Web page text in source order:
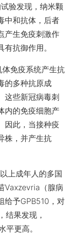
验发现，纳米颗
中和抗体，后者
产生免疫刺激作
抗御作用。
免疫系统产生抗
的多种抗原成
这些新冠病毒刺
内的免疫细胞产
因此，当接种疫
株，并产生抗
上成年人的多国
Vaxzevria（腺病
给予GPB510，对
结果发现，
平更高。